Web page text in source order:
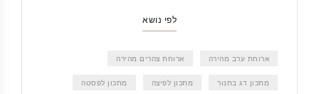
לפי נושא
ארוחת ערב מהירה ארוחת צהרים מהירה
מתכון דג בתנור מתכון לפיצה מתכון לפסטה